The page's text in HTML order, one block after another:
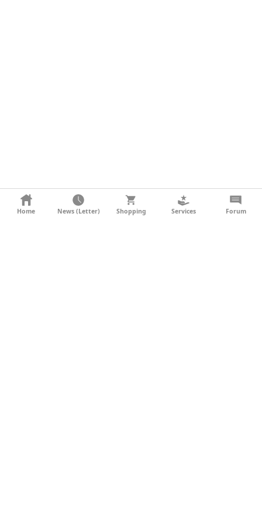
KONTAKT
Home News (Letter) Shopping Services Forum